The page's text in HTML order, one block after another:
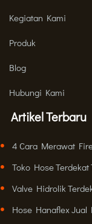
Kegiatan Kami
Produk
Blog
Hubungi Kami
Artikel Terbaru
4 Cara Merawat
Toko Hose
Valve Hidrolik
Hose Hanaflex Jual